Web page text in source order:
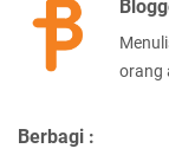
orang
Berbagi :